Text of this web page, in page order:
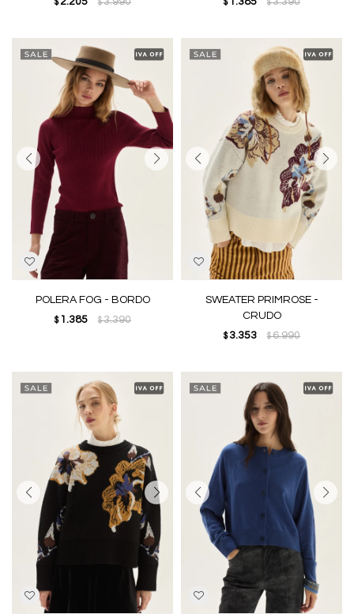
$ $ $ $
POLERA FOG - BORDO
$ 1.385 $3.390
SWEATER PRIMROSE -
CRUDO
$ 3.353 $6.990